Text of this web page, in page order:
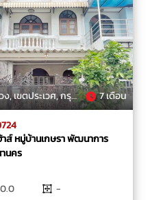
ตประเวศ, กรุงเทพมหานคร 7 เดือน
าส์ หมู่บ้านเกษรา พัฒนาการ
นคร
-